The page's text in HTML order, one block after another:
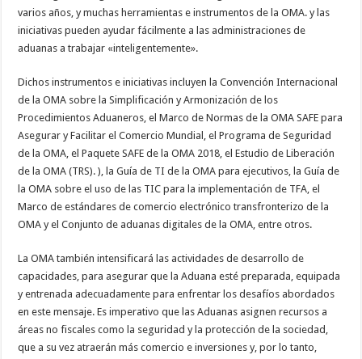
varios años, y muchas herramientas e instrumentos de la OMA. y las
iniciativas pueden ayudar fácilmente a las administraciones de
aduanas a trabajar «inteligentemente».
Dichos instrumentos e iniciativas incluyen la Convención Internacional
de la OMA sobre la Simplificación y Armonización de los
Procedimientos Aduaneros, el Marco de Normas de la OMA SAFE para
Asegurar y Facilitar el Comercio Mundial, el Programa de Seguridad
de la OMA, el Paquete SAFE de la OMA 2018, el Estudio de Liberación
de la OMA (TRS). ), la Guía de TI de la OMA para ejecutivos, la Guía de
la OMA sobre el uso de las TIC para la implementación de TFA, el
Marco de estándares de comercio electrónico transfronterizo de la
OMA y el Conjunto de aduanas digitales de la OMA, entre otros.
La OMA también intensificará las actividades de desarrollo de
capacidades, para asegurar que la Aduana esté preparada, equipada
y entrenada adecuadamente para enfrentar los desafíos abordados
en este mensaje. Es imperativo que las Aduanas asignen recursos a
áreas no fiscales como la seguridad y la protección de la sociedad,
que a su vez atraerán más comercio e inversiones y, por lo tanto,